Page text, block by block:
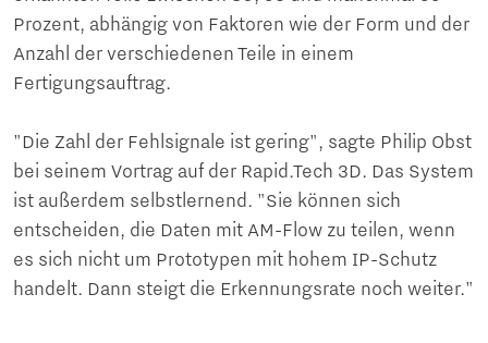
Prozent, abhängig von Faktoren wie der Form und der
Anzahl der verschiedenen Teile in einem
Fertigungsauftrag.
"Die Zahl der Fehlsignale ist gering", sagte Philip Obst
bei seinem Vortrag auf der Rapid.Tech 3D. Das System
ist außerdem selbstlernend. "Sie können sich
entscheiden, die Daten mit AM-Flow zu teilen, wenn
es sich nicht um Prototypen mit hohem IP-Schutz
handelt. Dann steigt die Erkennungsrate noch weiter."